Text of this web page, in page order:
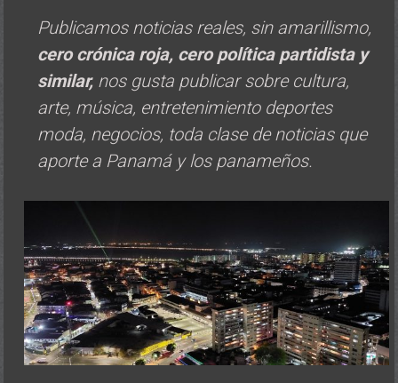
Publicamos noticias reales, sin amarillismo,
cero crónica roja, cero política partidista y
similar, nos gusta publicar sobre cultura,
arte, música, entretenimiento deportes
moda, negocios, toda clase de noticias que
aporte a Panamá y los panameños.